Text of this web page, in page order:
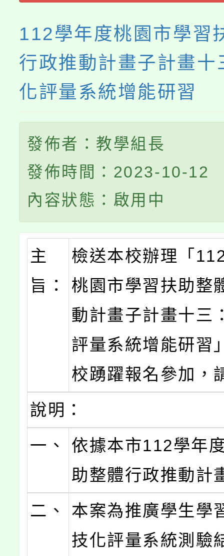
112學年度桃園市學習
行政推動計畫子計畫十
化評量系統增能研習
發佈者：教學組長
發佈時間：2023-10-12
內容狀態：啟用中
主
旨：
檢送本校辦理「
桃園市學習扶助整
動計畫子計畫十三
評量系統增能研習
校踴躍報名參加，
說明：
一、
依據本市112學年
助整體行政推動計
二、
本案為推廣學生學
技化評量系統測驗